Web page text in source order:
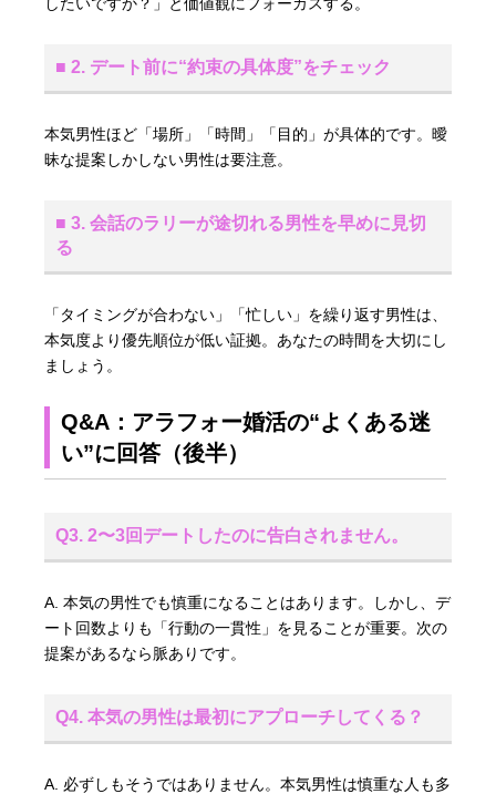
■ 2. デート前に“約束の具体度”をチェック
本気男性ほど「場所」「時間」「目的」が具体的です。曖
昧な提案しかしない男性は要注意。
■ 3. 会話のラリーが途切れる男性を早めに見切
る
「タイミングが合わない」「忙しい」を繰り返す男性は、
本気度より優先順位が低い証拠。あなたの時間を大切にし
ましょう。
Q&A：アラフォー婚活の“よくある迷
い”に回答（後半）
Q3. 2〜3回デートしたのに告白されません。
A. 本気の男性でも慎重になることはあります。しかし、デ
ート回数よりも「行動の一貫性」を見ることが重要。次の
提案があるなら脈ありです。
Q4. 本気の男性は最初にアプローチしてくる？
A. 必ずしもそうではありません。本気男性は慎重な人も多